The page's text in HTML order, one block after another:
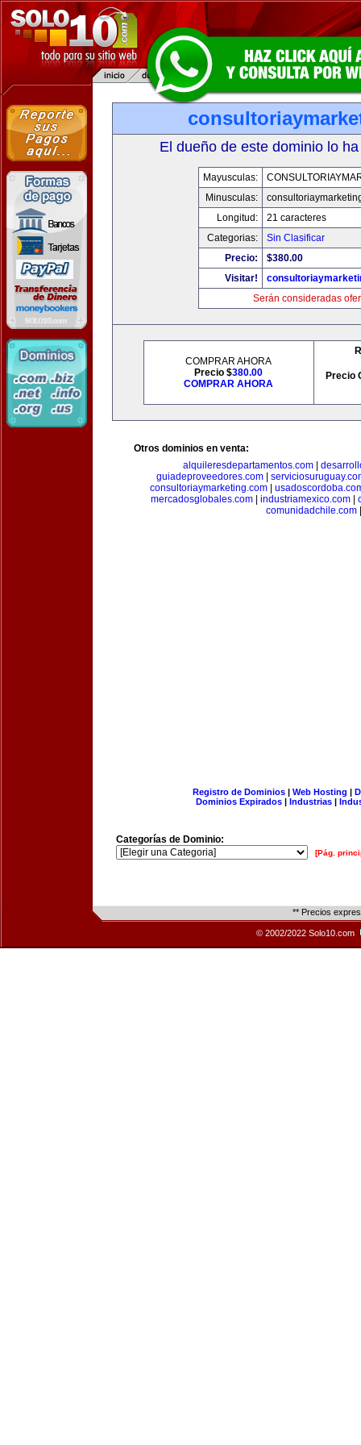
El dueño de este dominio lo
Mayusculas:
Minusculas:
Longitud:
21 caracteres
Categorias:
Sin Clasificar
Precio:
$380.00
Visitar!
Serán consideradas
COMPRAR AHORA
Precio $380.00
COMPRAR AHORA
Precio
Otros dominios en venta:
alquileresdepartamentos.com
guiadeproveedores.com|
consultoriaymarketing.com
mercadosglobales.com| industriamexico.com|
comunidadchile.com|
Registro de Dominios| Web Hosting |
Dominios Expirados | Industrias |
Categorías de Dominio:
[Pág.
** Precios
© 2002/2022 Solo10.com